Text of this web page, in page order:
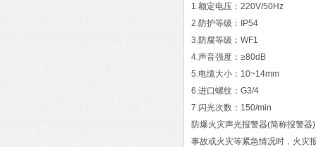
1.额定电压：220V/50Hz
2.防护等级：IP54
3.防腐等级：WF1
4.声音强度：≥80dB
5.电缆大小：10~14mm
6.进口螺纹：G3/4
7.闪光次数：150/min
防爆火灾声光报警器(简称报警
事故或火灾等紧急情况时，火灾